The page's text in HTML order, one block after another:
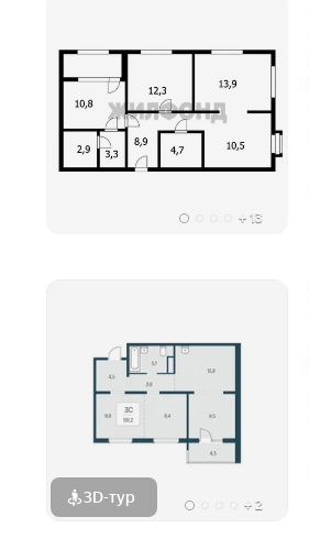
+ 13
3D-тур + 2